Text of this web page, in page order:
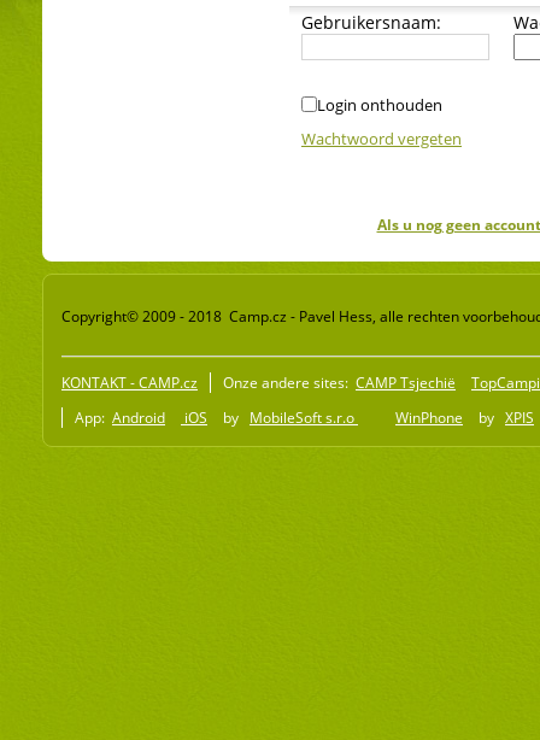
Gebruikersnaam:
Login onthouden
Wachtwoord vergeten
Als u nog geen
Copyright© 2009 - 2018 Camp.cz - Pavel Hess, alle rechten
KONTAKT - CAMP.cz Onze andere sites: CAMP Tsjechië
App: Android iOS by MobileSoft s.r.o WinPhone by XPIS